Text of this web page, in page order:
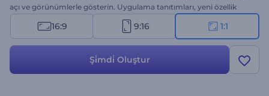
açı ve görünümlerle gösterin. Uygulama tanıtımları, yeni özellik
açıklamaları, lansman duyuruları gibi birçok proje için ideal. Hemen
şimdi deneyin!
16:9 9:16 1:1
Şi̇mdi̇ Oluştur